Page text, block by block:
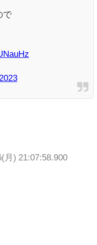
で
月) 21:07:58.900